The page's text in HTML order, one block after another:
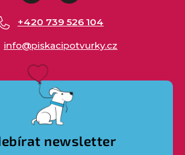
info@piskacipotvurky.cz
+420 739 526 104
newsletter